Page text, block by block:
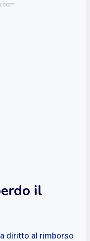
il
diritto al rimborso